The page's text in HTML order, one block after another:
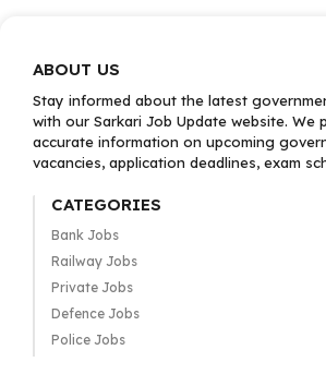
ABOUT US
Stay informed about the latest
with our Sarkari Job Update website. We
accurate information on upcoming
vacancies, application deadlines, exam
CATEGORIES
Bank Jobs
Railway Jobs
Private Jobs
Defence Jobs
Police Jobs